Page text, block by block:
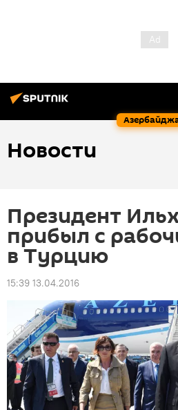
Новости
Президент
прибыл с
в Турцию
15:39 13.04.2016